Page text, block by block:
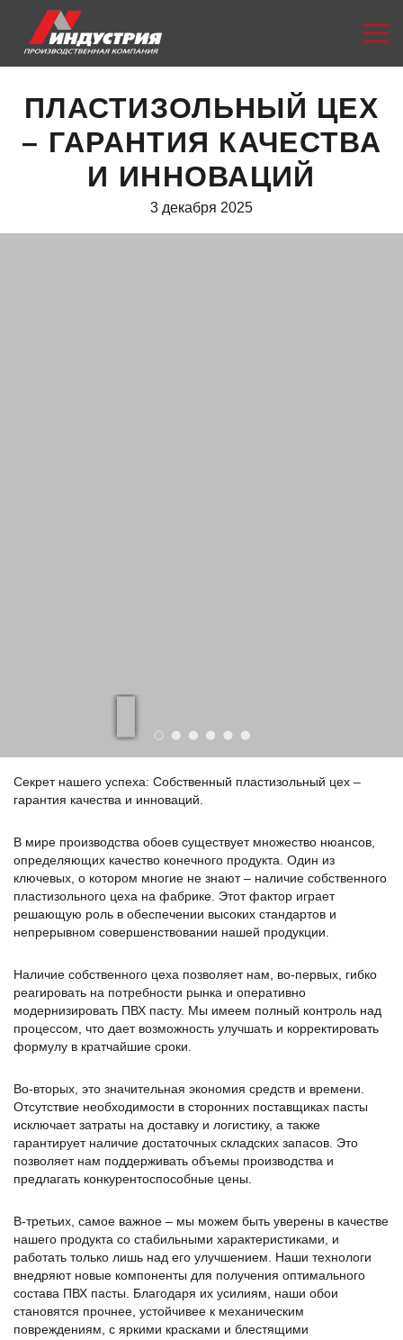
ПЛАСТИЗОЛЬНЫЙ ЦЕХ
– ГАРАНТИЯ КАЧЕСТВА
И ИННОВАЦИЙ
3 декабря 2025
Секрет нашего успеха: Собственный пластизольный цех –
гарантия качества и инноваций.
В мире производства обоев существует множество нюансов,
определяющих качество конечного продукта. Один из
ключевых, о котором многие не знают – наличие собственного
пластизольного цеха на фабрике. Этот фактор играет
решающую роль в обеспечении высоких стандартов и
непрерывном совершенствовании нашей продукции.
Наличие собственного цеха позволяет нам, во-первых, гибко
реагировать на потребности рынка и оперативно
модернизировать ПВХ пасту. Мы имеем полный контроль над
процессом, что дает возможность улучшать и корректировать
формулу в кратчайшие сроки.
Во-вторых, это значительная экономия средств и времени.
Отсутствие необходимости в сторонних поставщиках пасты
исключает затраты на доставку и логистику, а также
гарантирует наличие достаточных складских запасов. Это
позволяет нам поддерживать объемы производства и
предлагать конкурентоспособные цены.
В-третьих, самое важное – мы можем быть уверены в качестве
нашего продукта со стабильными характеристиками, и
работать только лишь над его улучшением. Наши технологи
внедряют новые компоненты для получения оптимального
состава ПВХ пасты. Благодаря их усилиям, наши обои
становятся прочнее, устойчивее к механическим
повреждениям, с яркими красками и блестящими